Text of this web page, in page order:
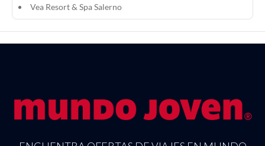
Vea Resort & Spa Salerno